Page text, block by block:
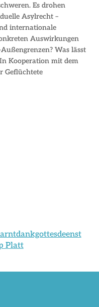
Es drohen
Asylrecht –
internationale
Auswirkungen
Was lässt
Kooperation mit dem
Geflüchtete
Platt